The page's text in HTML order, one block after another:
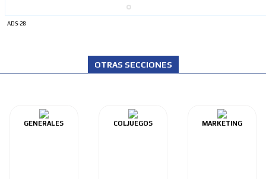
ADS-28
OTRAS SECCIONES
GENERALES COLJUEGOS MARKETING